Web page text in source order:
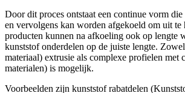
Door dit proces ontstaat een continue vorm
en vervolgens kan worden afgekoeld om uit te
producten kunnen na afkoeling ook op lengte
kunststof onderdelen op de juiste lengte.
materiaal) extrusie als complexe profielen met
materialen) is mogelijk.
Voorbeelden zijn kunststof rabatdelen